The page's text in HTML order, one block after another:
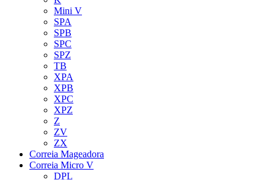
Mini V
SPA
SPB
SPC
SPZ
TB
XPA
XPB
XPC
XPZ
Z
ZV
ZX
Correia Mageadora
Correia Micro V
DPL